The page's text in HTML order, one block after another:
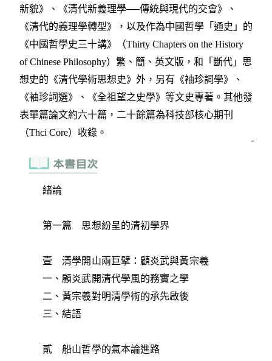
緒論
第一篇 思想紛呈的清初學界
壹 清學開山兩巨擘：顧炎武與黃宗羲
一、顧炎武開清代學風的務實之學
二、黃宗羲對明清學術的承先啟後
三、結語
貳 船山哲學的氣本論進路